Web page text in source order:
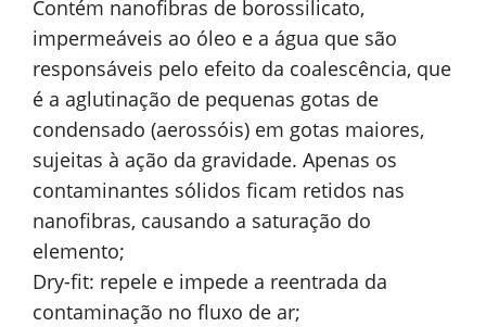
Contém nanofibras de borossilicato,
impermeáveis ao óleo e a água que são
responsáveis pelo efeito da coalescência, que
é a aglutinação de pequenas gotas de
condensado (aerossóis) em gotas maiores,
sujeitas à ação da gravidade. Apenas os
contaminantes sólidos ficam retidos nas
nanofibras, causando a saturação do
elemento;
Dry-fit: repele e impede a reentrada da
contaminação no fluxo de ar;